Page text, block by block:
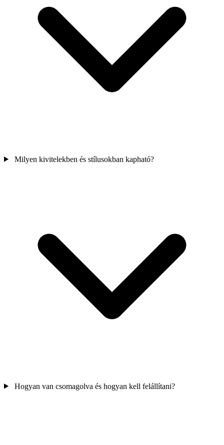
Milyen kivitelekben és stílusokban kapható?
Hogyan van csomagolva és hogyan kell felállítani?